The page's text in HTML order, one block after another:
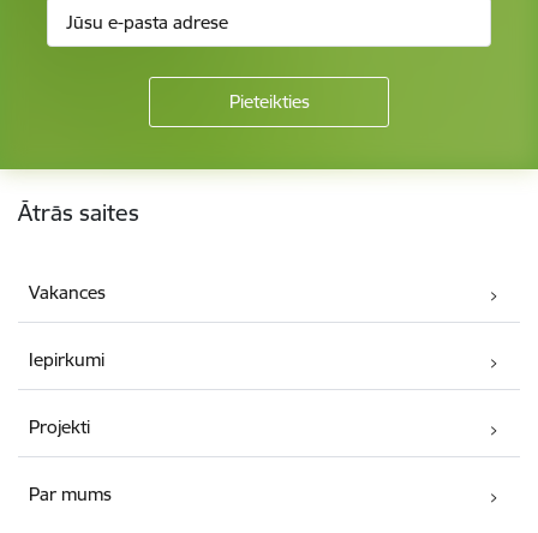
Kājene
Ātrās saites
Vakances
Iepirkumi
Projekti
Par mums